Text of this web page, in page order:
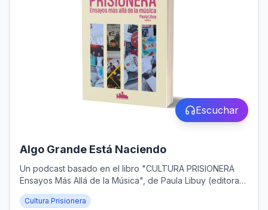
Escuchar
Algo Grande Está Naciendo
Un podcast basado en el libro "CULTURA PRISIONERA
Ensayos Más Allá de la Música", de Paula Libuy (editora),
y publicado por Santiago Ander Editorial (Santiago de
Chile, 2024)
Cultura Prisionera